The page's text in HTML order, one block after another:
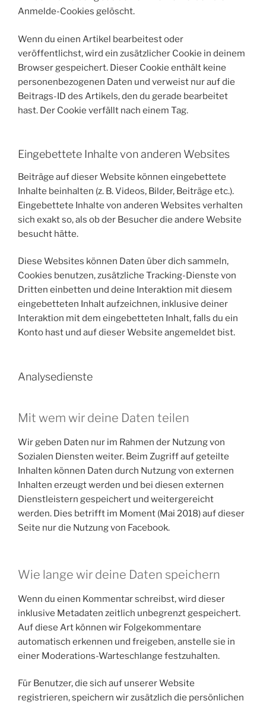
Anmelde-Cookies gelöscht.
Wenn du einen Artikel bearbeitest oder
veröffentlichst, wird ein zusätzlicher Cookie in deinem
Browser gespeichert. Dieser Cookie enthält keine
personenbezogenen Daten und verweist nur auf die
Beitrags-ID des Artikels, den du gerade bearbeitet
hast. Der Cookie verfällt nach einem Tag.
Eingebettete Inhalte von anderen Websites
Beiträge auf dieser Website können eingebettete
Inhalte beinhalten (z. B. Videos, Bilder, Beiträge etc.).
Eingebettete Inhalte von anderen Websites verhalten
sich exakt so, als ob der Besucher die andere Website
besucht hätte.
Diese Websites können Daten über dich sammeln,
Cookies benutzen, zusätzliche Tracking-Dienste von
Dritten einbetten und deine Interaktion mit diesem
eingebetteten Inhalt aufzeichnen, inklusive deiner
Interaktion mit dem eingebetteten Inhalt, falls du ein
Konto hast und auf dieser Website angemeldet bist.
Analysedienste
Mit wem wir deine Daten teilen
Wir geben Daten nur im Rahmen der Nutzung von
Sozialen Diensten weiter. Beim Zugriff auf geteilte
Inhalten können Daten durch Nutzung von externen
Inhalten erzeugt werden und bei diesen externen
Dienstleistern gespeichert und weitergereicht
werden. Dies betrifft im Moment (Mai 2018) auf dieser
Seite nur die Nutzung von Facebook.
Wie lange wir deine Daten speichern
Wenn du einen Kommentar schreibst, wird dieser
inklusive Metadaten zeitlich unbegrenzt gespeichert.
Auf diese Art können wir Folgekommentare
automatisch erkennen und freigeben, anstelle sie in
einer Moderations-Warteschlange festzuhalten.
Für Benutzer, die sich auf unserer Website
registrieren, speichern wir zusätzlich die persönlichen